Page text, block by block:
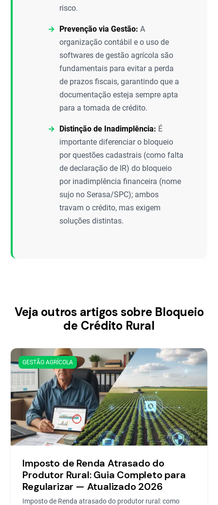
risco.
Prevenção via Gestão: A
organização contábil e o uso de
softwares de gestão agrícola são
fundamentais para evitar a perda
de prazos fiscais, garantindo que a
documentação esteja sempre apta
para a tomada de crédito.
Distinção de Inadimplência: É
importante diferenciar o bloqueio
por questões cadastrais (como falta
de declaração de IR) do bloqueio
por inadimplência financeira (nome
sujo no Serasa/SPC); ambos
travam o crédito, mas exigem
soluções distintas.
Veja outros artigos sobre Bloqueio
de Crédito Rural
GESTÃO AGRÍCOLA
Imposto de Renda Atrasado do
Produtor Rural: Guia Completo para
Regularizar — Atualizado 2026
Imposto de Renda atrasado do produtor rural: como